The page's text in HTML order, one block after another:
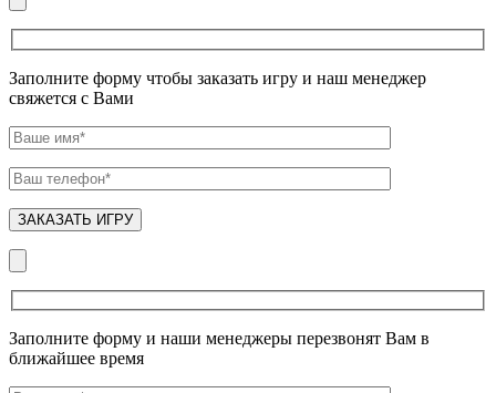
Заполните форму чтобы заказать игру и наш менеджер
свяжется с Вами
Заполните форму и наши менеджеры перезвонят Вам в
ближайшее время